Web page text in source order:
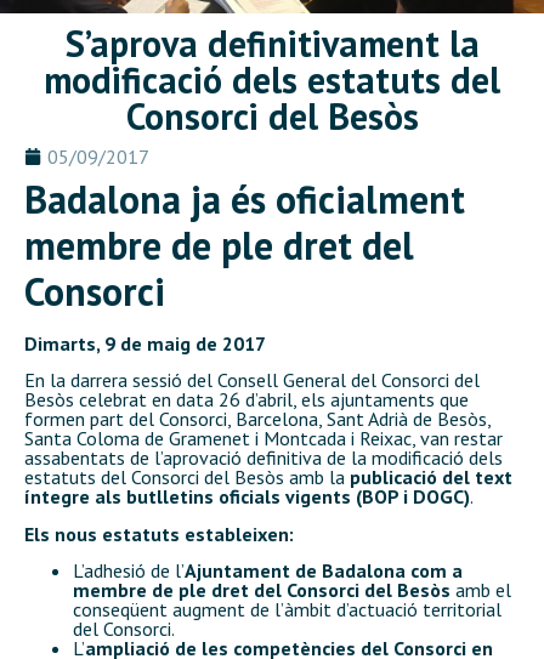
S’aprova definitivament la
modificació dels estatuts del
Consorci del Besòs
05/09/2017
Badalona ja és oficialment
membre de ple dret del
Consorci
Dimarts, 9 de maig de 2017
En la darrera sessió del Consell General del Consorci del
Besòs celebrat en data 26 d’abril, els ajuntaments que
formen part del Consorci, Barcelona, Sant Adrià de Besòs,
Santa Coloma de Gramenet i Montcada i Reixac, van restar
assabentats de l’aprovació definitiva de la modificació dels
estatuts del Consorci del Besòs amb la publicació del text
íntegre als butlletins oficials vigents (BOP i DOGC).
Els nous estatuts estableixen:
L’adhesió de l’Ajuntament de Badalona com a
membre de ple dret del Consorci del Besòs amb el
conseqüent augment de l’àmbit d’actuació territorial
del Consorci.
L’ampliació de les competències del Consorci en